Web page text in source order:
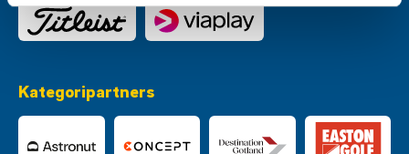
Kategoripartners